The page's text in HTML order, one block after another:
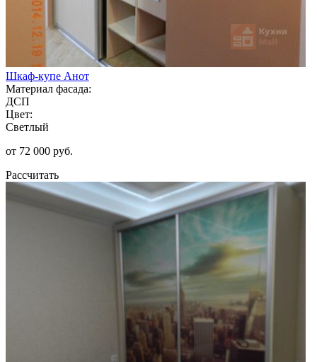
Шкаф-купе Анот
Материал фасада:
ДСП
Цвет:
Светлый
от 72 000 руб.
Рассчитать